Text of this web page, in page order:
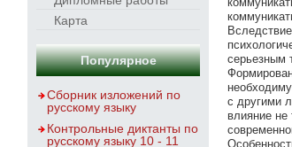
Карта
Популярное
Сборник изложений по
русскому языку
Контрольные диктанты по
русскому языку 10 - 11
серьезным
с другими
влияние не